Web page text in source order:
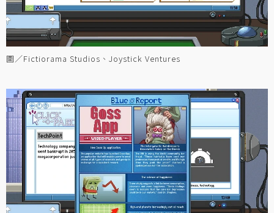
圖／Fictiorama Studios、Joystick Ventures